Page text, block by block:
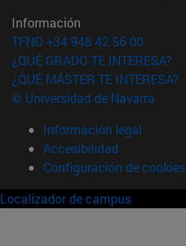
Información
TFNO +34 948 42 56 00
¿QUÉ GRADO TE INTERESA?
¿QUÉ MÁSTER TE INTERESA?
© Universidad de Navarra
Información legal
Accesibilidad
Configuración de cookies
Localizador de campus